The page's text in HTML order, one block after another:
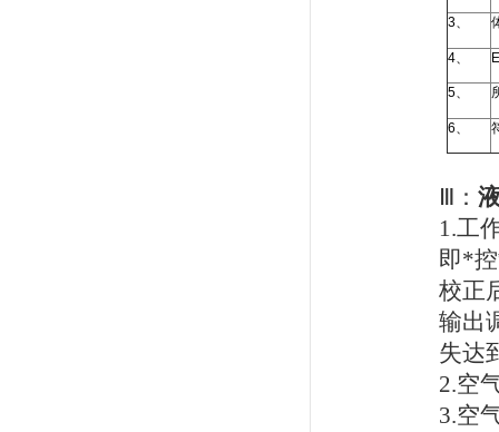
3、
4、
5、
6、
Ⅲ：
1.工
即*
校正
输出
失达
2.空
3.空